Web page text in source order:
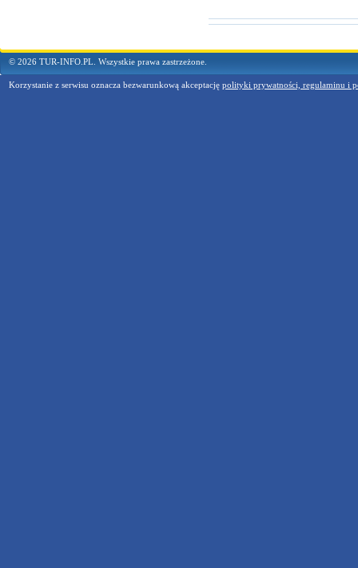
© 2026 TUR-INFO.PL. Wszystkie prawa zastrzeżone.
Korzystanie z serwisu oznacza bezwarunkową akceptację polityki prywatności, regulaminu i